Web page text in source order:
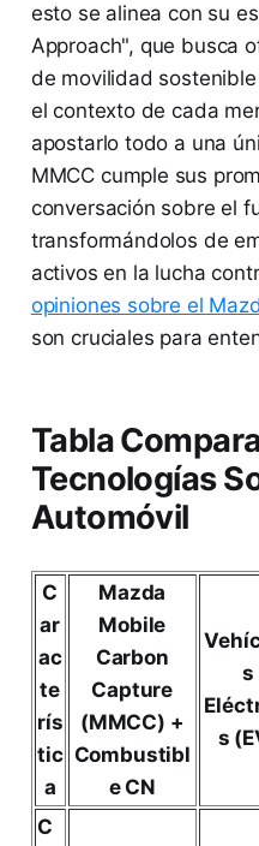
esto se alinea con su
Approach", que busca
de movilidad
el contexto de cada
apostarlo todo a una
MMCC cumple sus
conversación sobre el
transformándolos de
activos en la lucha
opiniones sobre el
son cruciales para
Tabla
Tecnologías
Automóvil
C
ar
ac
te
rís
tic
a
Mazda
Mobile
Carbon
Capture
(MMCC) +
Combustibl
e CN
s
s
C